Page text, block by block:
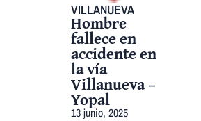
VILLANUEVA
Hombre
fallece en
accidente en
la vía
Villanueva –
Yopal
13 junio, 2025